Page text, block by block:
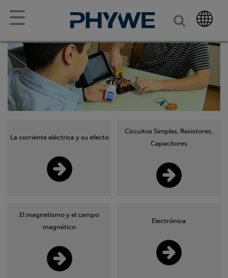
☰
La corriente eléctrica y su efecto
Circuitos Simples, Resistores,
Capacitores
El magnetismo y el campo
magnético
Electrónica